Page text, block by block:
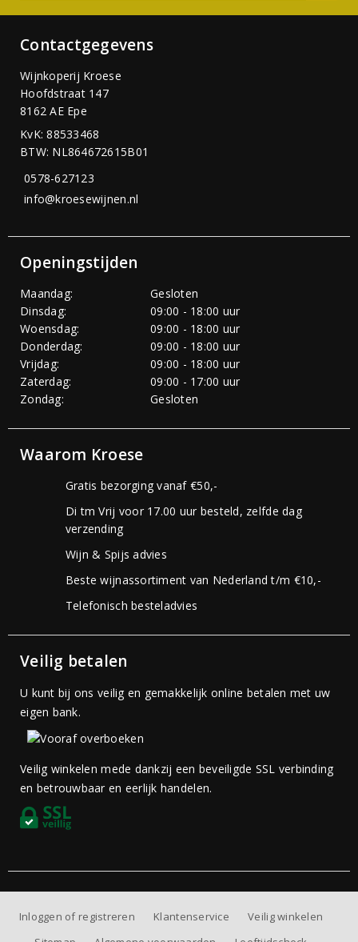
Contactgegevens
Wijnkoperij Kroese
Hoofdstraat 147
8162 AE Epe
KvK: 88533468
BTW: NL864672615B01
0578-627123
info@kroesewijnen.nl
Openingstijden
Maandag:
Gesloten
Dinsdag:
09:00 - 18:00 uur
Woensdag:
09:00 - 18:00 uur
Donderdag:
09:00 - 18:00 uur
Vrijdag:
09:00 - 18:00 uur
Zaterdag:
09:00 - 17:00 uur
Zondag:
Gesloten
Waarom Kroese
Gratis bezorging vanaf €50,-
Di tm Vrij voor 17.00 uur besteld, zelfde dag
verzending
Wijn & Spijs advies
Beste wijnassortiment van Nederland t/m €10,-
Telefonisch besteladvies
Veilig betalen
U kunt bij ons veilig en gemakkelijk online betalen met uw
eigen bank.
Veilig winkelen mede dankzij een beveiligde SSL verbinding
en betrouwbaar en eerlijk handelen.
Inloggen of registreren Klantenservice
Veilig winkelen